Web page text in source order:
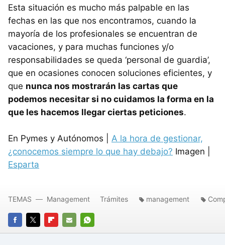
Esta situación es mucho más palpable en las
fechas en las que nos encontramos, cuando la
mayoría de los profesionales se encuentran de
vacaciones, y para muchas funciones y/o
responsabilidades se queda ‘personal de guardia’,
que en ocasiones conocen soluciones eficientes, y
que nunca nos mostrarán las cartas que
podemos necesitar si no cuidamos la forma en la
que les hacemos llegar ciertas peticiones.
En Pymes y Autónomos | A la hora de gestionar,
¿conocemos siempre lo que hay debajo? Imagen |
Esparta
FACEBOOK
TWITTERFLIPBOARD
E-
WHATSAPP
TEMAS Management Trámites management